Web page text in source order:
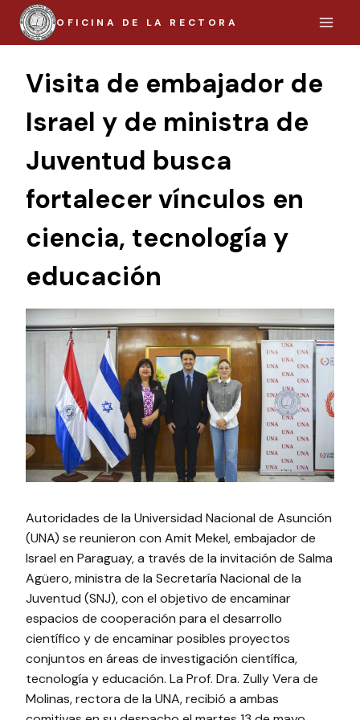
Saltar
contenido
OFICINA DE LA RECTORA
Visita de embajador de
Israel y de ministra de
Juventud busca
fortalecer vínculos en
ciencia, tecnología y
educación
Autoridades de la Universidad Nacional de Asunción
(UNA) se reunieron con Amit Mekel, embajador de
Israel en Paraguay, a través de la invitación de Salma
Agüero, ministra de la Secretaría Nacional de la
Juventud (SNJ), con el objetivo de encaminar
espacios de cooperación para el desarrollo
científico y de encaminar posibles proyectos
conjuntos en áreas de investigación científica,
tecnología y educación. La Prof. Dra. Zully Vera de
Molinas, rectora de la UNA, recibió a ambas